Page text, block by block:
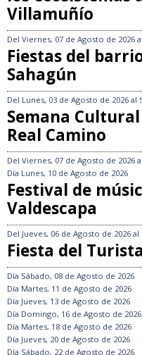
Villamuñío
Del Viernes, 07 de Agosto de 2026 al
Fiestas del
Sahagún
Del Lunes, 03 de Agosto de 2026 al
Semana
Real Camino
Del Viernes, 07 de Agosto de 2026 al
Día Lunes, 10 de Agosto de 2026
Festival de
Valdescapa
Del Jueves, 06 de Agosto de 2026 al
Fiesta del
Día Sábado, 08 de Agosto de 2026
Día Martes, 11 de Agosto de 2026
Día Jueves, 13 de Agosto de 2026
Día Domingo, 16 de Agosto de 2026
Día Martes, 18 de Agosto de 2026
Día Jueves, 20 de Agosto de 2026
Día Sábado, 22 de Agosto de 2026